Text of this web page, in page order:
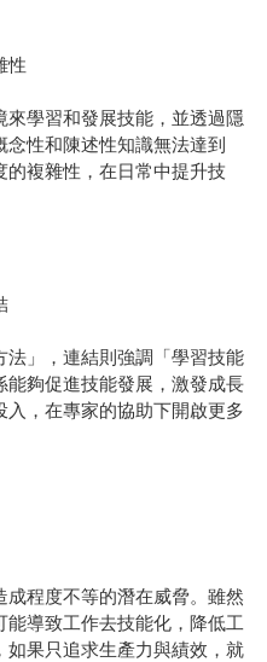
性
學習和發展技能，並透過隱
性和陳述性知識無法達到
的複雜性，在日常中提升技
」，連結則強調「學習技能
能夠促進技能發展，激發成長
，在專家的協助下開啟更多
成程度不等的潛在威脅。雖然
導致工作去技能化，降低工
果只追求生產力與績效，就